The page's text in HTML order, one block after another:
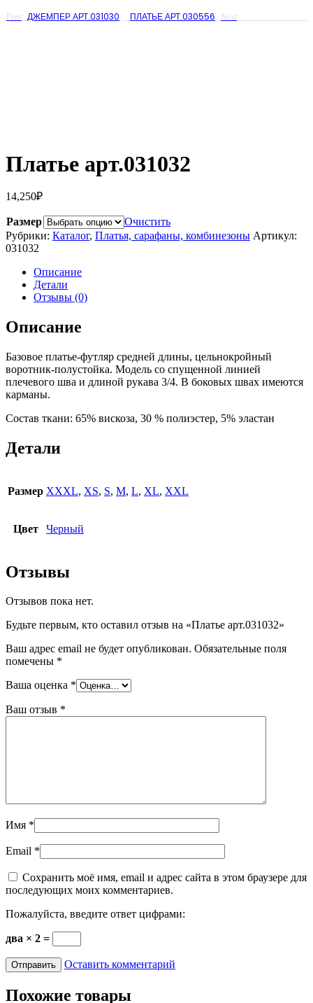
Prev ДЖЕМПЕР АРТ.031030 ПЛАТЬЕ АРТ.030556 Next
Платье арт.031032
14,250₽
Размер
Очистить
Рубрики: Каталог, Платья, сарафаны, комбинезоны Артикул:
031032
Описание
Детали
Отзывы (0)
Описание
Базовое платье-футляр средней длины, цельнокройный
воротник-полустойка. Модель со спущенной линией
плечевого шва и длиной рукава 3/4. В боковых швах имеются
карманы.
Состав ткани: 65% вискоза, 30 % полиэстер, 5% эластан
Детали
Размер XXXL, XS, S, M, L, XL, XXL
Цвет Черный
Отзывы
Отзывов пока нет.
Будьте первым, кто оставил отзыв на «Платье арт.031032»
Ваш адрес email не будет опубликован. Обязательные поля
помечены *
Ваша оценка *
Ваш отзыв *
Имя *
Email *
Сохранить моё имя, email и адрес сайта в этом браузере для
последующих моих комментариев.
Пожалуйста, введите ответ цифрами:
два × 2 =
Оставить комментарий
Похожие товары